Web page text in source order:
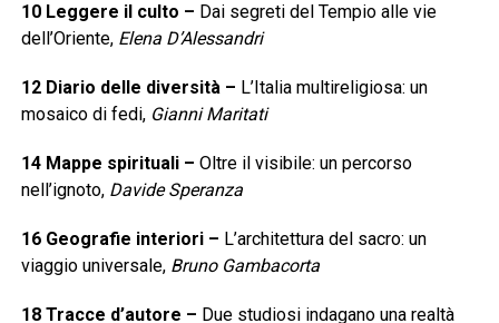
10 Leggere il culto – Dai segreti del Tempio alle vie
dell’Oriente, Elena D’Alessandri
12 Diario delle diversità– L’Italia multireligiosa: un
mosaico di fedi, Gianni Maritati
14 Mappe spirituali– Oltre il visibile: un percorso
nell’ignoto, Davide Speranza
16 Geografie interiori– L’architettura del sacro: un
viaggio universale, Bruno Gambacorta
18 Tracce d’autore – Due studiosi indagano una realtà